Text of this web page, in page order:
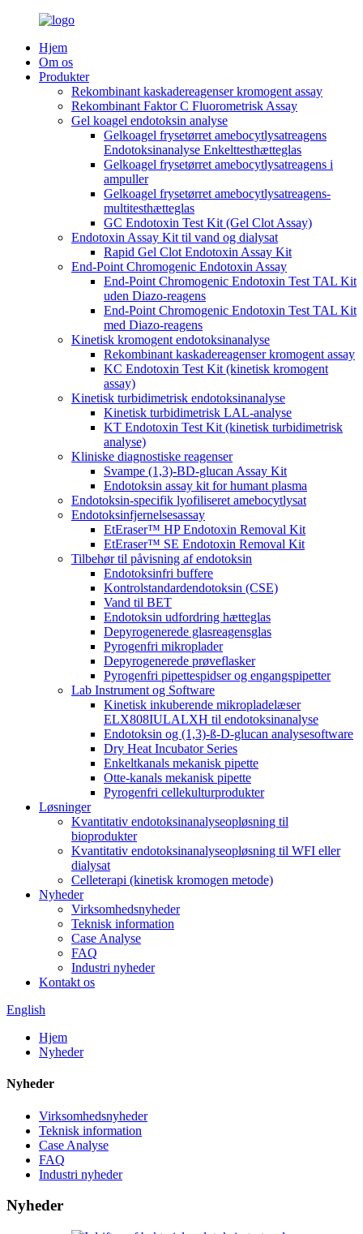
Hjem
Om os
Produkter
Rekombinant kaskadereagenser kromogent assay
Rekombinant Faktor C Fluorometrisk Assay
Gel koagel endotoksin analyse
Gelkoagel frysetørret amebocytlysatreagens
Endotoksinanalyse Enkelttesthætteglas
Gelkoagel frysetørret amebocytlysatreagens i
ampuller
Gelkoagel frysetørret amebocytlysatreagens-
multitesthætteglas
GC Endotoxin Test Kit (Gel Clot Assay)
Endotoxin Assay Kit til vand og dialysat
Rapid Gel Clot Endotoxin Assay Kit
End-Point Chromogenic Endotoxin Assay
End-Point Chromogenic Endotoxin Test TAL Kit
uden Diazo-reagens
End-Point Chromogenic Endotoxin Test TAL Kit
med Diazo-reagens
Kinetisk kromogent endotoksinanalyse
Rekombinant kaskadereagenser kromogent assay
KC Endotoxin Test Kit (kinetisk kromogent
assay)
Kinetisk turbidimetrisk endotoksinanalyse
Kinetisk turbidimetrisk LAL-analyse
KT Endotoxin Test Kit (kinetisk turbidimetrisk
analyse)
Kliniske diagnostiske reagenser
Svampe (1,3)-BD-glucan Assay Kit
Endotoksin assay kit for humant plasma
Endotoksin-specifik lyofiliseret amebocytlysat
Endotoksinfjernelsesassay
EtEraser™ HP Endotoxin Removal Kit
EtEraser™ SE Endotoxin Removal Kit
Tilbehør til påvisning af endotoksin
Endotoksinfri buffere
Kontrolstandardendotoksin (CSE)
Vand til BET
Endotoksin udfordring hætteglas
Depyrogenerede glasreagensglas
Pyrogenfri mikroplader
Depyrogenerede prøveflasker
Pyrogenfri pipettespidser og engangspipetter
Lab Instrument og Software
Kinetisk inkuberende mikropladelæser
ELX808IULALXH til endotoksinanalyse
Endotoksin og (1,3)-ß-D-glucan analysesoftware
Dry Heat Incubator Series
Enkeltkanals mekanisk pipette
Otte-kanals mekanisk pipette
Pyrogenfri cellekulturprodukter
Løsninger
Kvantitativ endotoksinanalyseopløsning til
bioprodukter
Kvantitativ endotoksinanalyseopløsning til WFI eller
dialysat
Celleterapi (kinetisk kromogen metode)
Nyheder
Virksomhedsnyheder
Teknisk information
Case Analyse
FAQ
Industri nyheder
Kontakt os
English
Hjem
Nyheder
Nyheder
Virksomhedsnyheder
Teknisk information
Case Analyse
FAQ
Industri nyheder
Nyheder